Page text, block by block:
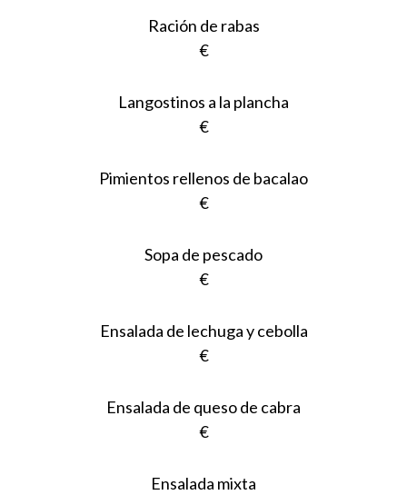
Ración de rabas
€
Langostinos a la plancha
€
Pimientos rellenos de bacalao
€
Sopa de pescado
€
Ensalada de lechuga y cebolla
€
Ensalada de queso de cabra
€
Ensalada mixta